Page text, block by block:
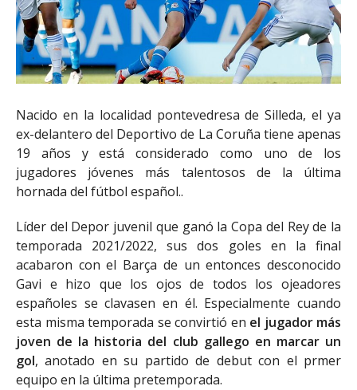
Nacido en la localidad pontevedresa de Silleda, el ya
ex-delantero del Deportivo de La Coruña tiene apenas
19 años y está considerado como uno de los
jugadores jóvenes más talentosos de la última
hornada del fútbol español..
Líder del Depor juvenil que ganó la Copa del Rey de la
temporada 2021/2022, sus dos goles en la final
acabaron con el Barça de un entonces desconocido
Gavi e hizo que los ojos de todos los ojeadores
españoles se clavasen en él. Especialmente cuando
esta misma temporada se convirtió en el jugador más
joven de la historia del club gallego en marcar un
gol, anotado en su partido de debut con el prmer
equipo en la última pretemporada.